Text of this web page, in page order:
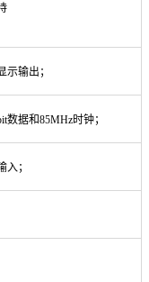
示输出；
据和85MHz时钟；
入；